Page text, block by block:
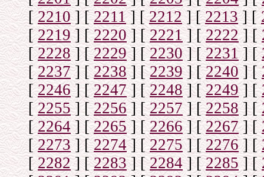
[2210] [2211] [2212] [2213] [
[2219] [2220] [2221] [2222] [
[2228] [2229] [2230] [2231] [
[2237] [2238] [2239] [2240] [
[2246] [2247] [2248] [2249] [
[2255] [2256] [2257] [2258] [
[2264] [2265] [2266] [2267] [
[2273] [2274] [2275] [2276] [
[2282] [2283] [2284] [2285] [